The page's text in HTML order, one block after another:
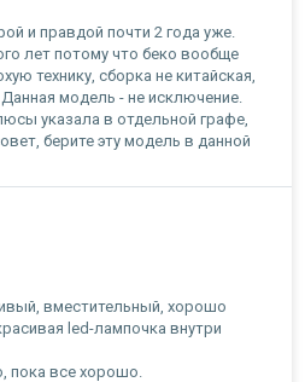
и правдой почти 2 года уже.
лет потому что беко вообще
технику, сборка не китайская,
модель - не исключение.
указала в отдельной графе,
берите эту модель в данной
вместительный, хорошо
led-лампочка внутри
пока все хорошо.